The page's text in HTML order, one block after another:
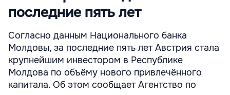
последние пять лет
Согласно данным Национального банка
Молдовы, за последние пять лет Австрия стала
крупнейшим инвестором в Республике
Молдова по объёму нового привлечённого
капитала. Об этом сообщает Агентство по